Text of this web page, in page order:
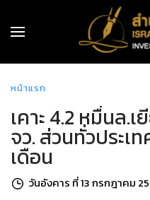
หน้าแรก
เคาะ 4.2 หมื่นล.
จว. ส่วนทั่วประเ
เดือน
วันอังคาร ที่ 13 กรกฎาคม